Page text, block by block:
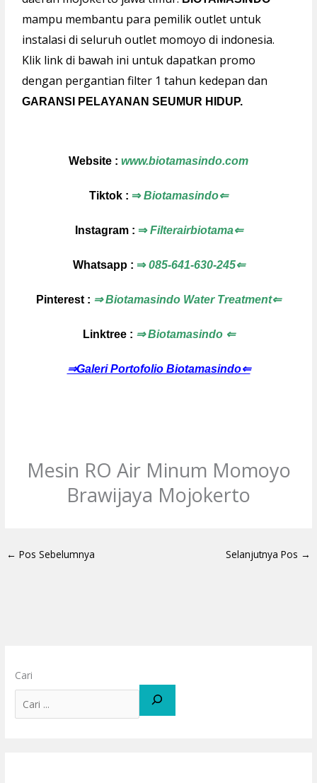
mampu membantu para pemilik outlet untuk
instalasi di seluruh outlet momoyo di indonesia.
Klik link di bawah ini untuk dapatkan promo
dengan pergantian filter 1 tahun kedepan dan
GARANSI PELAYANAN SEUMUR HIDUP.
Website : www.biotamasindo.com
Tiktok : ⇒Biotamasindo⇐
Instagram : ⇒Filterairbiotama⇐
Whatsapp : ⇒085-641-630-245⇐
Pinterest : ⇒ Biotamasindo Water Treatment⇐
Linktree : ⇒ Biotamasindo ⇐
⇒Galeri Portofolio Biotamasindo⇐
Mesin RO Air Minum Momoyo
Brawijaya Mojokerto
← Pos Sebelumnya Selanjutnya Pos →
Cari